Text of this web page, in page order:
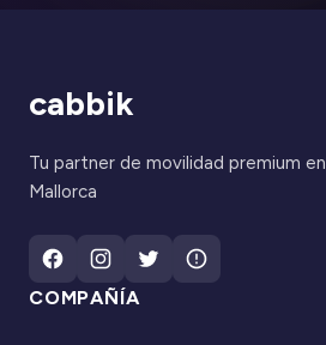
cabbik
Tu partner de movilidad premium en
Mallorca
COMPAÑÍA